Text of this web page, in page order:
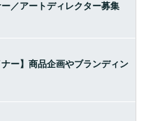
／アートディレクター募集
ナー】商品企画やブランディン